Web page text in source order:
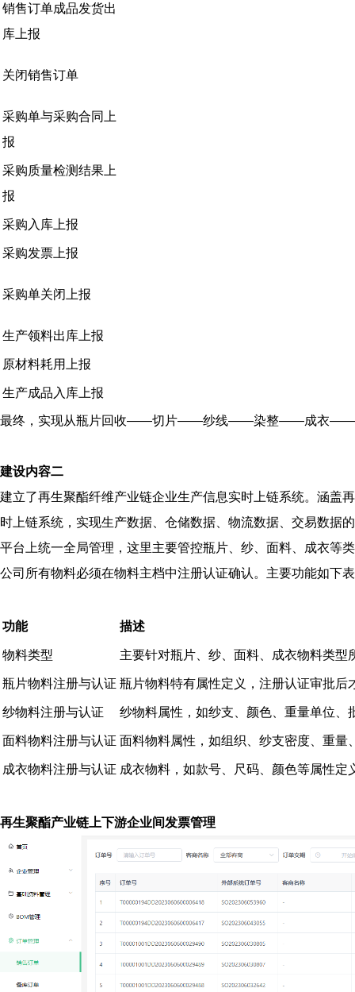
销售订单成品发货出
库上报
关闭销售订单
采购单与采购合同上
报
采购质量检测结果上
报
采购入库上报
采购发票上报
采购单关闭上报
生产领料出库上报
原材料耗用上报
生产成品入库上报
最终，实现从瓶片回收——切片——纱线——染整——成衣——贸
建设内容二
建立了再生聚酯纤维产业链企业生产信息实时上链系统。涵盖
时上链系统，实现生产数据、仓储数据、物流数据、交易数据
平台上统一全局管理，这里主要管控瓶片、纱、面料、成衣等
公司所有物料必须在物料主档中注册认证确认。主要功能如下
功能 描述
物料类型 主要针对瓶片、纱、面料、成衣物料类型
瓶片物料注册与认证 瓶片物料特有属性定义，注册认证审批后
纱物料注册与认证 纱物料属性，如纱支、颜色、重量单位
面料物料注册与认证 面料物料属性，如组织、纱支密度、重
成衣物料注册与认证 成衣物料，如款号、尺码、颜色等属性
再生聚酯产业链上下游企业间发票管理